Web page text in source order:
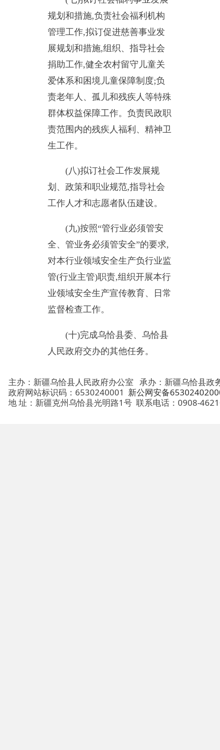
生工作。
划、政策和职业规范,指导社会
工作人才和志愿者队伍建设。
(九)按照“管行业必须管安
对本行业领域安全生产负行业监
管(行业主管)职责,组织开展本行
业领域安全生产宣传教育、日常
监督检查工作。
(十)完成乌恰县委、乌恰县
人民政府交办的其他任务。
主办：新疆乌恰县人民政府办公室 承办：新疆乌恰县政务服务
地 址：新疆克州乌恰县光明路1号联系电话：0908-4621030